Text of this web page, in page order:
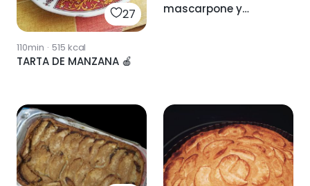
27
110min · 515 kcal
TARTA DE MANZANA 🍎
mascarpone y